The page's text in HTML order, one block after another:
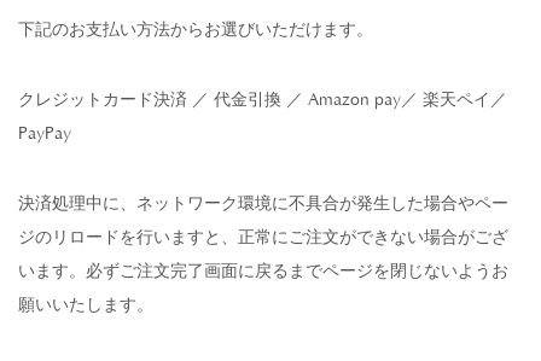
下記のお支払い方法からお選びいただけます。
クレジットカード決済 ／ 代金引換 ／ Amazon pay／ 楽天ペイ／
PayPay
決済処理中に、ネットワーク環境に不具合が発生した場合やペー
ジのリロードを行いますと、正常にご注文ができない場合がござ
います。必ずご注文完了画面に戻るまでページを閉じないようお
願いいたします。